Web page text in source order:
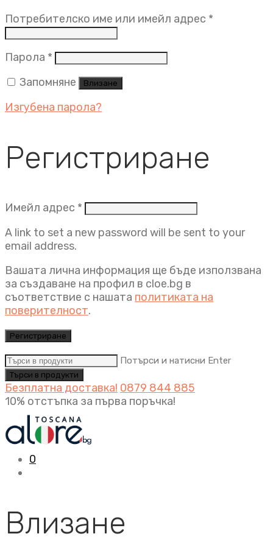
Потребителско име или имейл адрес *
Парола * Задължително
Запомняне
Влизане
Изгубена парола?
Регистриране
Имейл адрес * Задължително
A link to set a new password will be sent to your
email address.
Вашата лична информация ще бъде използвана
за създаване на профил в cloe.bg в
съответствие с нашата политиката на
поверителност.
Регистриране
Потърси и натисни Enter
Безплатна доставка! 0879 844 885
10% отстъпка за първа поръчка!
0
Влизане